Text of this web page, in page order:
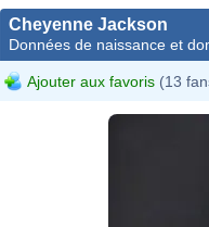
Cheyenne Jackson
Données de naissance et
Ajouter aux favoris (13